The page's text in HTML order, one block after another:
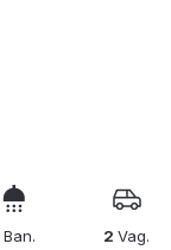
Ban. 2Vag.